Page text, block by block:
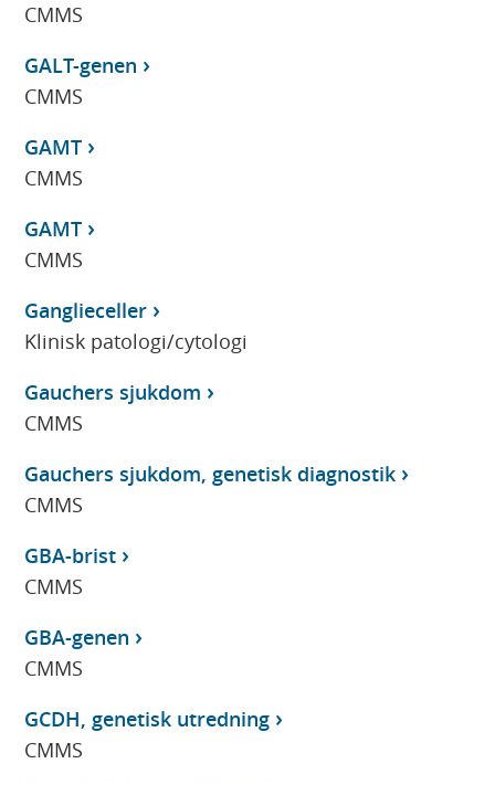
CMMS
GALT-genen
CMMS
GAMT
CMMS
GAMT
CMMS
Ganglieceller
Klinisk patologi/cytologi
Gauchers sjukdom
CMMS
Gauchers sjukdom, genetisk diagnostik
CMMS
GBA-brist
CMMS
GBA-genen
CMMS
GCDH, genetisk utredning
CMMS